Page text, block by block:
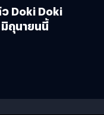
Doki Doki
ถุนายนนี้